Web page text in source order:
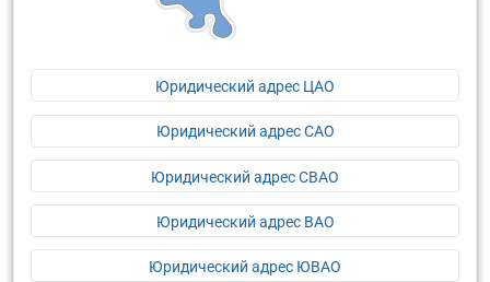
Юридический адрес ЦАО
Юридический адрес САО
Юридический адрес СВАО
Юридический адрес ВАО
Юридический адрес ЮВАО